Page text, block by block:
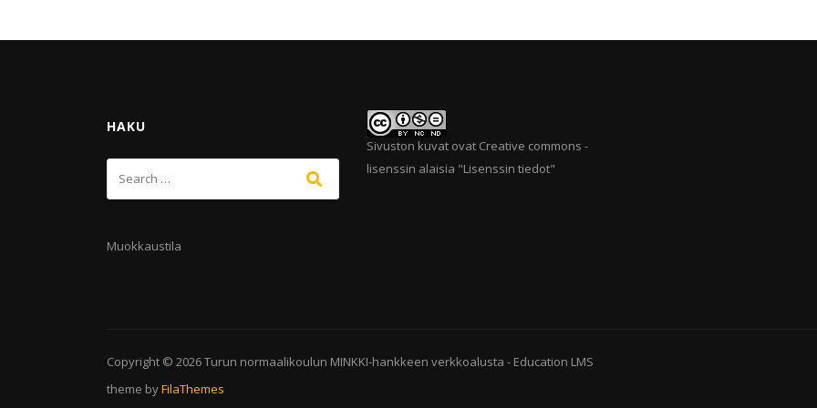
HAKU
Muokkaustila
Sivuston kuvat ovat Creative commons -
lisenssin alaisia "Lisenssin tiedot"
Copyright © 2026Turun normaalikoulun MINKKI-hankkeen verkkoalusta - Education LMS
theme byFilaThemes